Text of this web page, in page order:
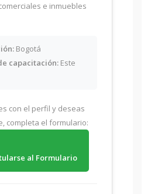
e inmuebles
Bogotá
capacitación: Este
con el perfil y deseas
completa el formulario:
al Formulario